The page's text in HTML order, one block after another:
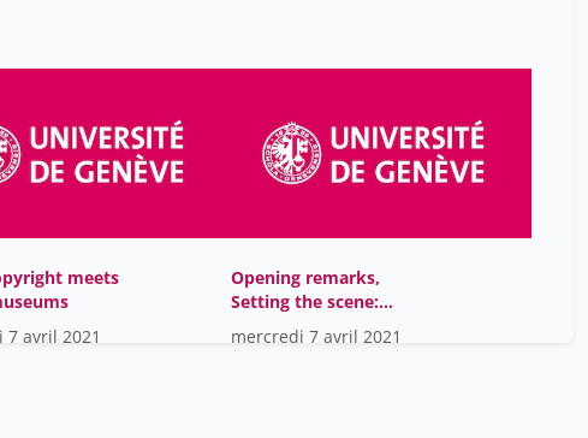
Thouvenin Florent 5
Wastiau Boris 5
de Castro Ignacio 5
meets
7 avril 2021
Opening remarks,
Setting the scene:
Copyright challenges of
museums, Launch of the
mercredi 7 avril 2021